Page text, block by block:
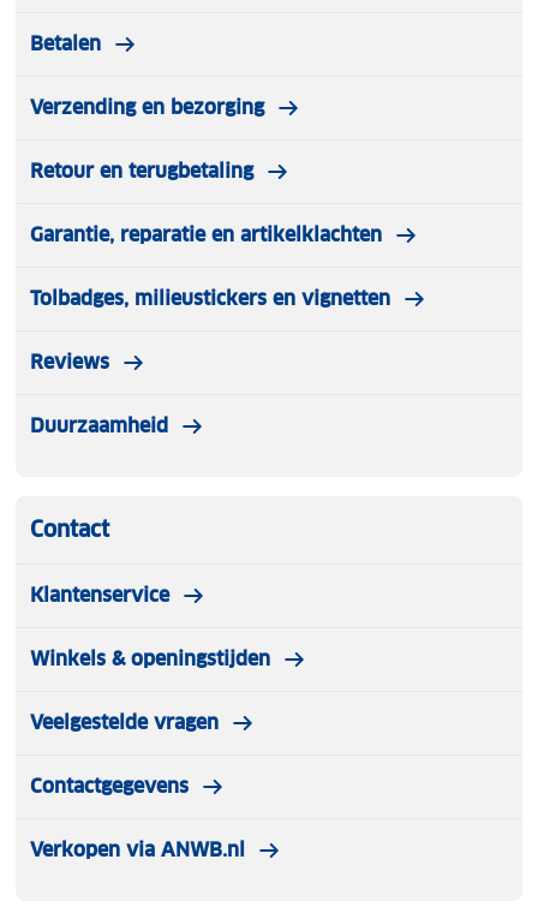
Betalen
Verzending en bezorging
Retour en terugbetaling
Garantie, reparatie en artikelklachten
Tolbadges, milieustickers en vignetten
Reviews
Duurzaamheid
Contact
Klantenservice
Winkels & openingstijden
Veelgestelde vragen
Contactgegevens
Verkopen via ANWB.nl